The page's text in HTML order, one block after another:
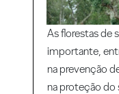
As florestas de
importante,
na prevenção
na proteção do